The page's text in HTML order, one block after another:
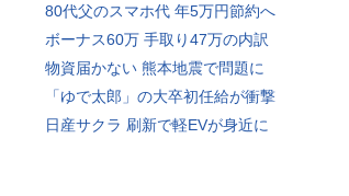
80代父のスマホ代 年5万円節約へ
ボーナス60万 手取り47万の内訳
物資届かない 熊本地震で問題に
「ゆで太郎」の大卒初任給が衝撃
日産サクラ 刷新で軽EVが身近に